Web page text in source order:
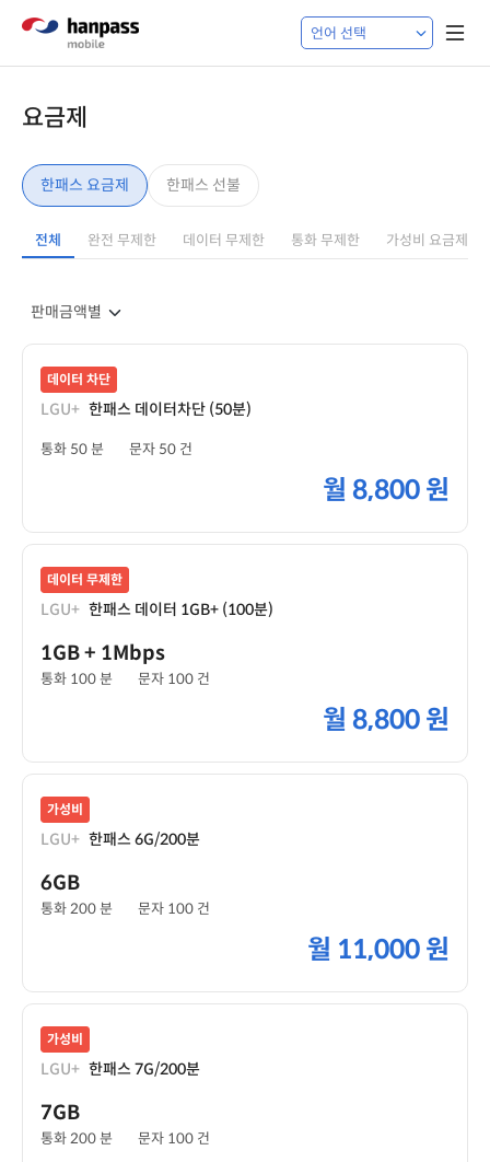
요금제
한패스 요금제 한패스 선불
전체 완전 무제한 데이터 무제한 통화 무제한 가성비 요금제
데이터 차단
LGU+ 한패스 데이터차단 (50분)
통화 50 분 문자 50 건
월 8,800 원
데이터 무제한
LGU+ 한패스 데이터 1GB+ (100분)
1GB+ 1Mbps
통화 100 분 문자 100 건
월 8,800 원
가성비
LGU+ 한패스 6G/200분
6GB
통화 200 분 문자 100 건
월 11,000 원
가성비
LGU+ 한패스 7G/200분
7GB
통화 200 분 문자 100 건